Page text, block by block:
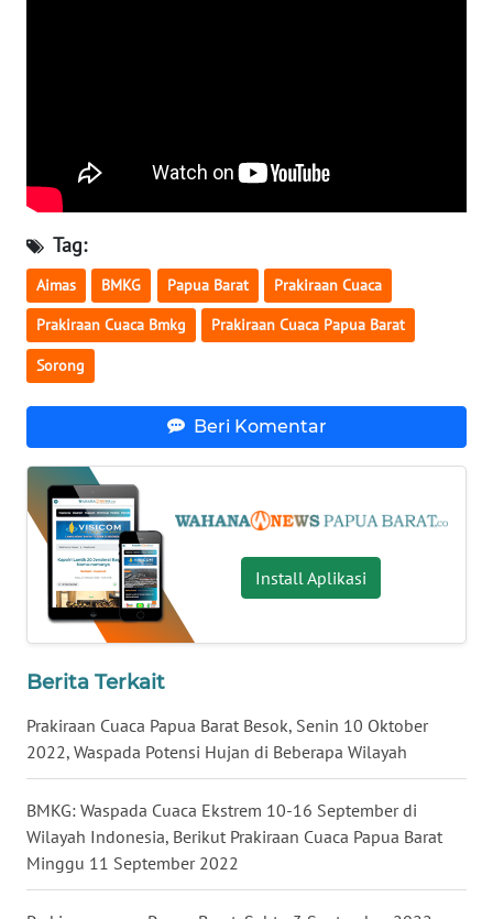
Tag:
Aimas BMKG Papua Barat Prakiraan Cuaca
Prakiraan Cuaca Bmkg Prakiraan Cuaca Papua Barat
Sorong
Beri Komentar
Install Aplikasi
Berita Terkait
Prakiraan Cuaca Papua Barat Besok, Senin 10 Oktober
2022, Waspada Potensi Hujan di Beberapa Wilayah
BMKG: Waspada Cuaca Ekstrem 10-16 September di
Wilayah Indonesia, Berikut Prakiraan Cuaca Papua Barat
Minggu 11 September 2022
SULTRA
NTB
WN
SULTENG
BABEL
WN
SUMBAR
WN
WN
BENGKULU
WN